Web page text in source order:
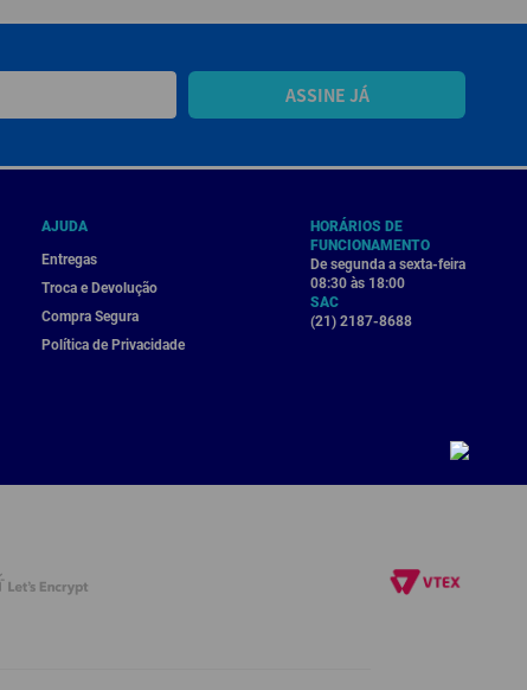
ASSINE JÁ
AJUDA
Entregas
Troca e Devolução
Compra Segura
Política de Privacidade
HORÁRIOS DE
FUNCIONAMENTO
De segunda a sexta-feira
08:30 às 18:00
SAC
(21) 2187-8688